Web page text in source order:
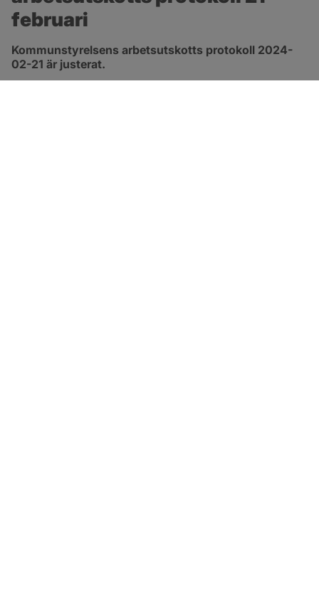
februari
Kommunstyrelsens arbetsutskotts protokoll 2024-
02-21 är justerat.